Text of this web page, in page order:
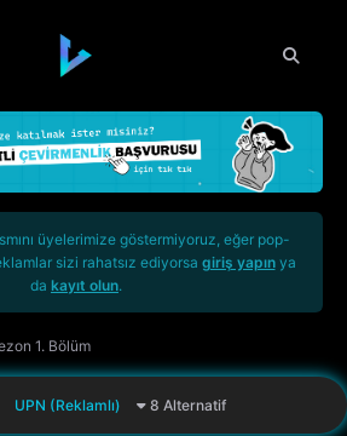
üyelerimize göstermiyoruz, eğer pop-
sizi rahatsız ediyorsa giriş yapınya
da kayıt olun.
1. Bölüm
UPN (Reklamlı) 8 Alternatif